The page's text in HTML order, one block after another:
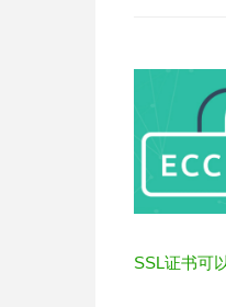
SSL证书可